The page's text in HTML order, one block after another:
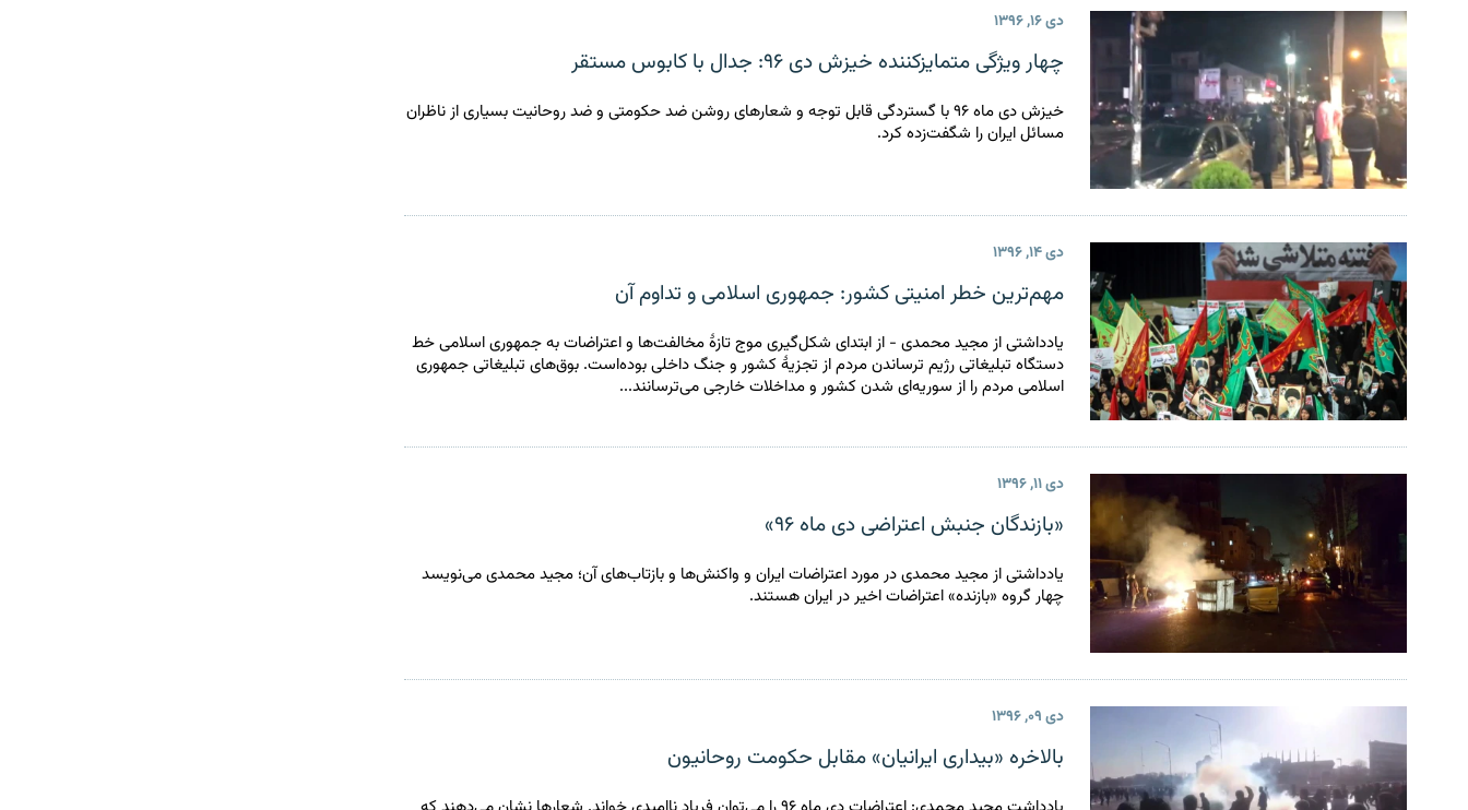
دی ۱۶, ۱۳۹۶
چهار ویژگی متمایزکننده‌ خیزش دی ۹۶: جدال با کابوس مستقر
خیزش دی ماه ۹۶ با گستردگی قابل توجه و شعارهای روشن ضد حکومتی و ضد روحانیت بسیاری از ناظران
مسائل ایران را شگفت‌زده کرد.
دی ۱۴, ۱۳۹۶
مهم‌ترین خطر امنیتی کشور: جمهوری اسلامی و تداوم آن
یادداشتی از مجید محمدی - از ابتدای شکل‌گیری موج تازهٔ مخالفت‌ها و اعتراضات به جمهوری اسلامی خط
دستگاه تبلیغاتی رژیم ترساندن مردم از تجزیهٔ کشور و جنگ داخلی بوده‌است. بوق‌های تبلیغاتی جمهوری
اسلامی مردم را از سوریه‌ای شدن کشور و مداخلات خارجی می‌ترسانند...
دی ۱۱, ۱۳۹۶
«بازندگان جنبش اعتراضی دی ماه ۹۶»
یادداشتی از مجید محمدی در مورد اعتراضات ایران و واکنش‌ها و بازتاب‌های آن؛ مجید محمدی می‌نویسد
چهار گروه «بازنده» اعتراضات اخیر در ایران هستند.
دی ۰۹, ۱۳۹۶
بالاخره «بیداری ایرانیان» مقابل حکومت روحانیون